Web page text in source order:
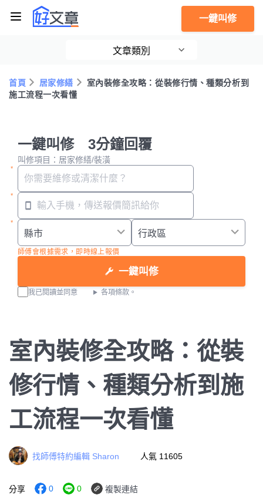
一鍵叫修
文章類別
首頁 居家修繕
室內裝修全攻略：從裝修行情、種類分析到
施工流程一次看懂
一鍵叫修 3分鐘回覆
叫修項目：居家修繕/裝潢
師傅會根據需求，即時線上報價
一鍵叫修
我已閱讀並同意 各項條款。
室內裝修全攻略：從裝
修行情、種類分析到施
工流程一次看懂
找師傅特約編輯 Sharon 人氣 11605
分享 0 0 複製連結